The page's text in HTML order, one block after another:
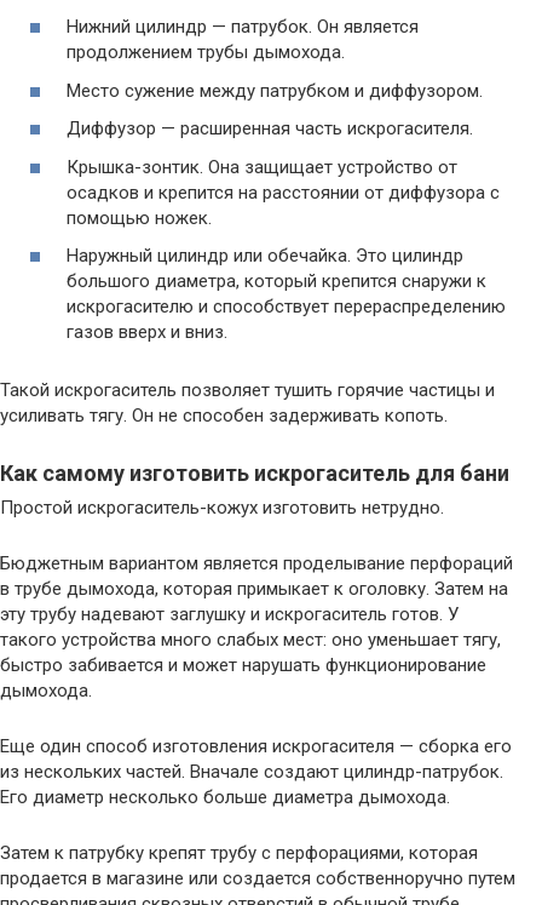
Нижний цилиндр — патрубок. Он является
продолжением трубы дымохода.
Место сужение между патрубком и диффузором.
Диффузор — расширенная часть искрогасителя.
Крышка-зонтик. Она защищает устройство от
осадков и крепится на расстоянии от диффузора с
помощью ножек.
Наружный цилиндр или обечайка. Это цилиндр
большого диаметра, который крепится снаружи к
искрогасителю и способствует перераспределению
газов вверх и вниз.
Такой искрогаситель позволяет тушить горячие частицы и
усиливать тягу. Он не способен задерживать копоть.
Как самому изготовить искрогаситель для бани
Простой искрогаситель-кожух изготовить нетрудно.
Бюджетным вариантом является проделывание перфораций
в трубе дымохода, которая примыкает к оголовку. Затем на
эту трубу надевают заглушку и искрогаситель готов. У
такого устройства много слабых мест: оно уменьшает тягу,
быстро забивается и может нарушать функционирование
дымохода.
Еще один способ изготовления искрогасителя — сборка его
из нескольких частей. Вначале создают цилиндр-патрубок.
Его диаметр несколько больше диаметра дымохода.
Затем к патрубку крепят трубу с перфорациями, которая
продается в магазине или создается собственноручно путем